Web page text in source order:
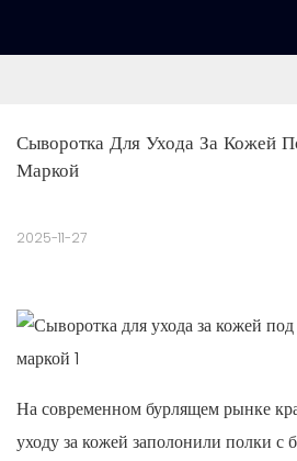
Сыворотка Для Ухода За Кожей
Маркой
2025-11-27
На современном бурлящем рынке
уходу за кожей заполонили полки с